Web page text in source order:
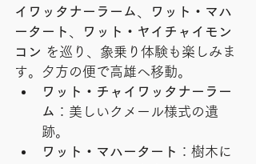
イワッタナーラーム
ワット・マハ
ータート
ワット・ヤイチャイモン
コン を巡り、象乗り体験も楽しみま
す。夕方の便で高雄へ移動。
ワット・チャイワッタナーラー
ム ：美しいクメール様式の遺
跡。
ワット・マハータート ：樹木に